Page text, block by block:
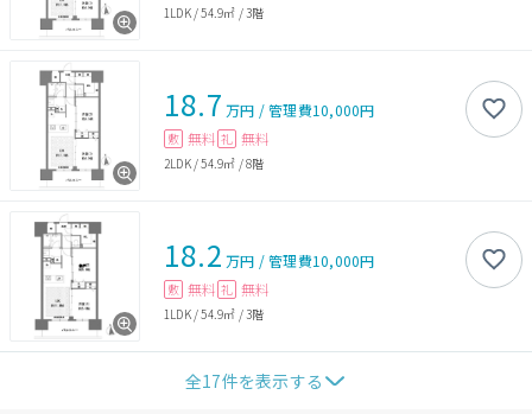
1LDK/54.9㎡ /3階
18.7 万円 /管理費10,000円
敷 無料 礼 無料
2LDK/54.9㎡ /8階
18.2 万円 /管理費10,000円
敷 無料 礼 無料
1LDK/54.9㎡ /3階
全17件を表示する